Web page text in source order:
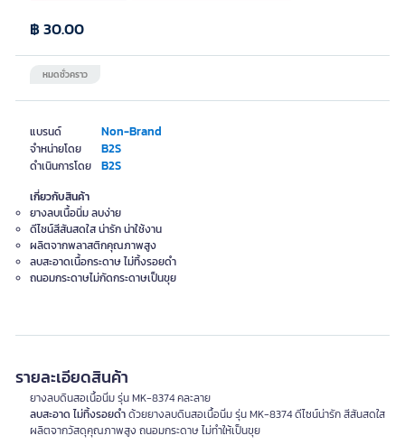
แบรนด์ Non-Brand
จำหน่ายโดย B2S
ดำเนินการโดย B2S
หมดชั่วคราว
฿ 30.00
เกี่ยวกับสินค้า
ยางลบเนื้อนิ่ม ลบง่าย
ดีไซน์สีสันสดใส น่ารัก น่าใช้งาน
ผลิตจากพลาสติกคุณภาพสูง
ลบสะอาดเนื้อกระดาษ ไม่ทิ้งรอยดำ
ถนอมกระดาษไม่กัดกระดาษเป็นขุย
รายละเอียดสินค้า
ยางลบดินสอเนื้อนิ่ม รุ่น MK-8374 คละลาย
ลบสะอาด ไม่ทิ้งรอยดำด้วยยางลบดินสอเนื้อนิ่ม รุ่น MK-8374 ดีไซน์น่ารัก สีสันสดใส
ผลิตจากวัสดุคุณภาพสูง ถนอมกระดาษ ไม่ทำให้เป็นขุย